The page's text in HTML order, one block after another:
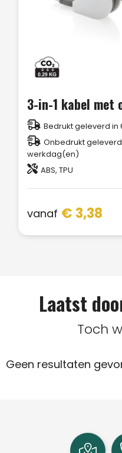
Bedrukt geleverd
Onbedrukt geleverd
werkdag(en)
ABS, TPU
vanaf € 3,38
Laatst
Toch
Geen resultaten